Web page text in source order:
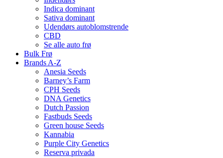
Indica dominant
Sativa dominant
Udendørs autoblomstrende
CBD
Se alle auto frø
Bulk Frø
Brands A-Z
Anesia Seeds
Barney’s Farm
CPH Seeds
DNA Genetics
Dutch Passion
Fastbuds Seeds
Green house Seeds
Kannabia
Purple City Genetics
Reserva privada